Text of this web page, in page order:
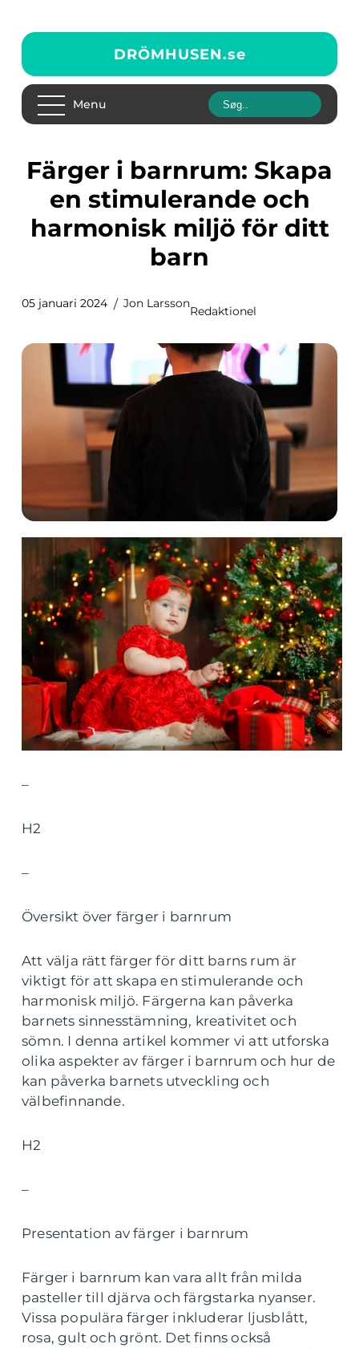
DRÖMHUSEN.se
Menu
Färger i barnrum: Skapa
en stimulerande och
harmonisk miljö för ditt
barn
05 januari 2024 Jon Larsson
Redaktionel
–
H2
–
Översikt över färger i barnrum
Att välja rätt färger för ditt barns rum är
viktigt för att skapa en stimulerande och
harmonisk miljö. Färgerna kan påverka
barnets sinnesstämning, kreativitet och
sömn. I denna artikel kommer vi att utforska
olika aspekter av färger i barnrum och hur de
kan påverka barnets utveckling och
välbefinnande.
H2
–
Presentation av färger i barnrum
Färger i barnrum kan vara allt från milda
pasteller till djärva och färgstarka nyanser.
Vissa populära färger inkluderar ljusblått,
rosa, gult och grönt. Det finns också